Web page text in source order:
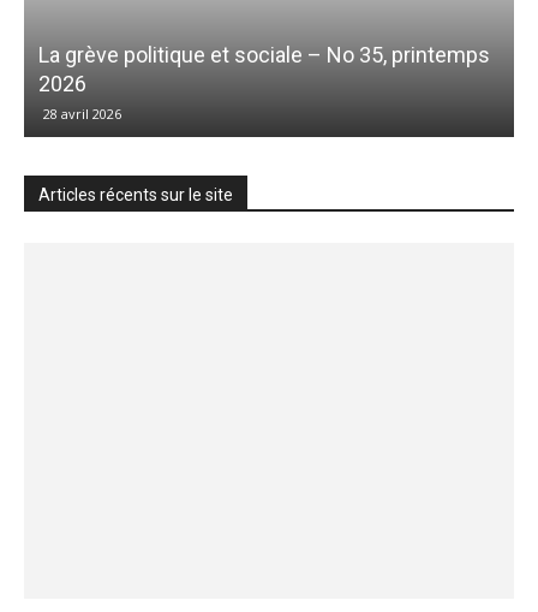
La grève politique et sociale – No 35, printemps
2026
28 avril 2026
Articles récents sur le site